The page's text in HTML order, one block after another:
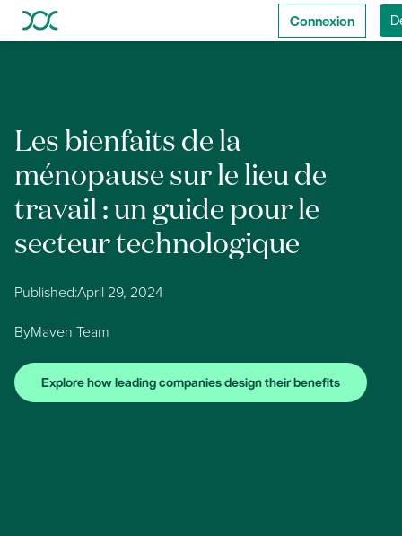
Connexion
Les bienfaits de la
ménopause sur le lieu de
travail : un guide pour le
secteur technologique
Published:April 29, 2024
ByMaven Team
Explore how leading companies design their benefits